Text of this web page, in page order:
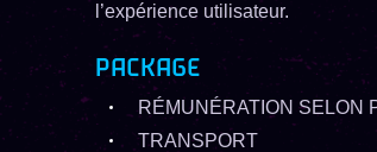
l’expérience utilisateur.
PACKAGE
RÉMUNÉRATION SELON
TRANSPORT